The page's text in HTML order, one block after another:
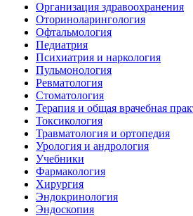
Организация здравоохранения
Оториноларингология
Офтальмология
Педиатрия
Психиатрия и наркология
Пульмонология
Ревматология
Стоматология
Терапия и общая врачебная
Токсикология
Травматология и ортопедия
Урология и андрология
Учебники
Фармакология
Хирургия
Эндокринология
Эндоскопия